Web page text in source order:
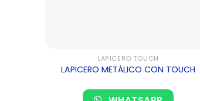
LAPICERO TOUCH
LAPICERO METÁLICO CON TOUCH